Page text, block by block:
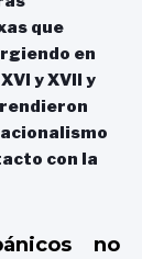
que
en
y XVII y
con la
no